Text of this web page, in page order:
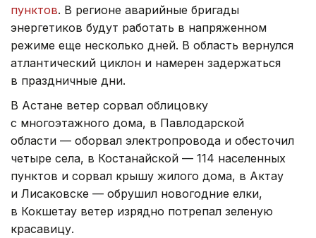
пунктов. В регионе аварийные бригады
энергетиков будут работать в напряженном
режиме еще несколько дней. В область вернулся
атлантический циклон и намерен задержаться
в праздничные дни.
В Астане ветер сорвал облицовку
с многоэтажного дома, в Павлодарской
области — оборвал электропровода и обесточил
четыре села, в Костанайской — 114 населенных
пунктов и сорвал крышу жилого дома, в Актау
и Лисаковске — обрушил новогодние елки,
в Кокшетау ветер изрядно потрепал зеленую
красавицу.